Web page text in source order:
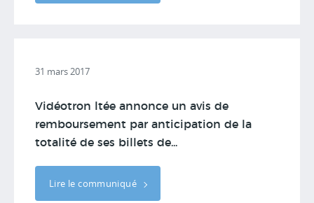
31 mars 2017
Vidéotron ltée annonce un avis de
remboursement par anticipation de la
totalité de ses billets de...
Lire le communiqué